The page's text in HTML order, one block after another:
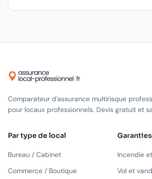
Comparateur d'assurance multirisque
pour locaux professionnels. Devis gratuit et
Par type de local
Bureau / Cabinet
Commerce / Boutique
Garanties
Incendie
Vol et